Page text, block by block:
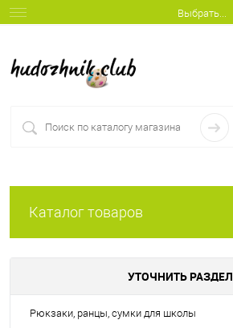
Выбрать...
Каталог товаров
УТОЧНИТЬ РАЗДЕЛ
Рюкзаки, ранцы, сумки для школы